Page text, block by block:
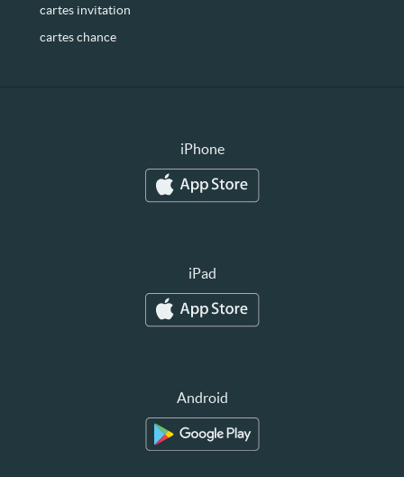
cartes invitation
cartes chance
iPhone
iPad
Android